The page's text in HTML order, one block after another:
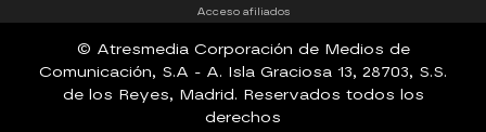
Acceso afiliados
© Atresmedia Corporación de Medios de
Comunicación, S.A - A. Isla Graciosa 13, 28703, S.S.
de los Reyes, Madrid. Reservados todos los
derechos